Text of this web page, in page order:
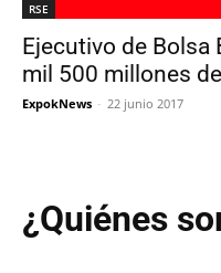
RSE
Ejecutivo de Bolsa
mil 500 millones
ExpokNews - 22 junio 2017
¿Quiénes